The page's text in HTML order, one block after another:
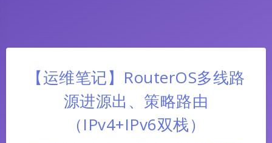
【运维笔记】RouterOS多线路
源进源出、策略路由
（IPv4+IPv6双栈）